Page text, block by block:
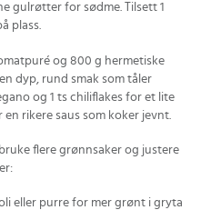
gulrøtter for sødme. Tilsett 1
plass.
og 800 g hermetiske
dyp, rund smak som tåler
og 1 ts chiliflakes for et lite
en rikere saus som koker jevnt.
flere grønnsaker og justere
eller purre for mer grønt i gryta